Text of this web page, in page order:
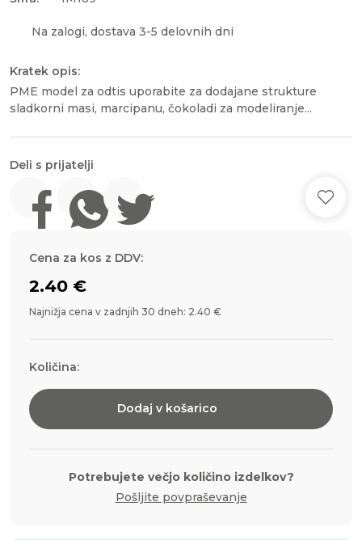
Na zalogi, dostava 3-5 delovnih dni
Kratek opis:
PME model za odtis uporabite za dodajane strukture
sladkorni masi, marcipanu, čokoladi za modeliranje...
Deli s prijatelji
Cena za kos z DDV:
2.40 €
Najnižja cena v zadnjih 30 dneh: 2.40 €
Količina:
za
odtis
Dodaj v košarico
Potrebujete večjo količino izdelkov?
Pošljite povpraševanje